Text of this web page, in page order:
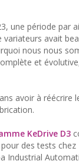
une période par
avait
nous nous
et
avoir à réécrire
KeDrive D3
des tests
Industrial